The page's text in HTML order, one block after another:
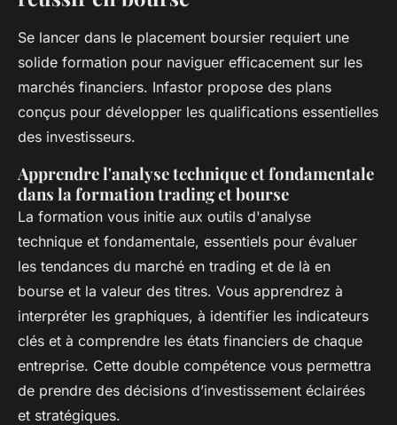
Se lancer dans le placement boursier requiert une
solide formation pour naviguer efficacement sur les
marchés financiers. Infastor propose des plans
conçus pour développer les qualifications essentielles
des investisseurs.​
Apprendre l'analyse technique et fondamentale
dans la formation trading et bourse
La formation vous initie aux outils d'analyse
technique et fondamentale, essentiels pour évaluer
les tendances du marché en trading et de là en
bourse et la valeur des titres. Vous apprendrez à
interpréter les graphiques, à identifier les indicateurs
clés et à comprendre les états financiers de chaque
entreprise. Cette double compétence vous permettra
de prendre des décisions d’investissement éclairées
et stratégiques.​